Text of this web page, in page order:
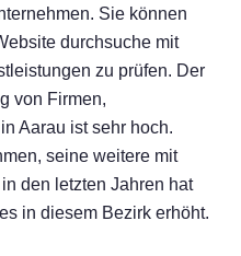
Sie können
durchsuche mit
zu prüfen. Der
von Firmen,
Aarau ist sehr hoch.
seine weitere mit
den letzten Jahren hat
in diesem Bezirk erhöht.